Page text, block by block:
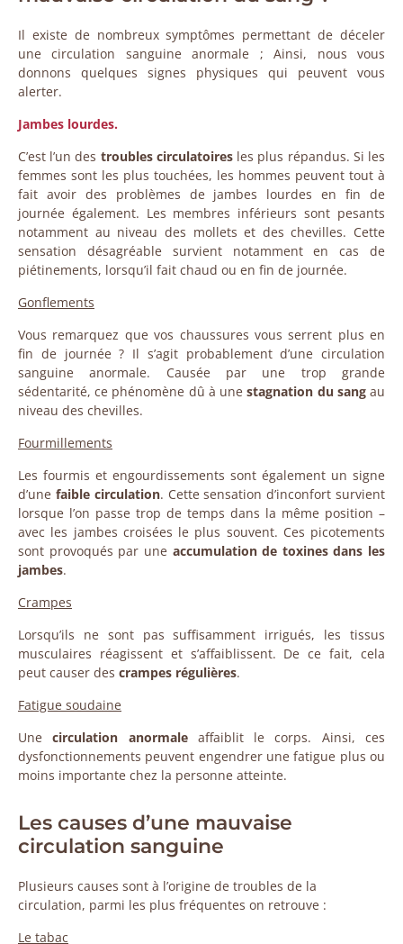
Il existe de nombreux symptômes permettant de déceler
une circulation sanguine anormale ; Ainsi, nous vous
donnons quelques signes physiques qui peuvent vous
alerter.
Jambes lourdes.
C’est l’un des troubles circulatoiresles plus répandus. Si les
femmes sont les plus touchées, les hommes peuvent tout à
fait avoir des problèmes de jambes lourdes en fin de
journée également. Les membres inférieurs sont pesants
notamment au niveau des mollets et des chevilles. Cette
sensation désagréable survient notamment en cas de
piétinements, lorsqu’il fait chaud ou en fin de journée.
Gonflements
Vous remarquez que vos chaussures vous serrent plus en
fin de journée ? Il s’agit probablement d’une circulation
sanguine anormale. Causée par une trop grande
sédentarité, ce phénomène dû à unestagnation du sangau
niveau des chevilles.
Fourmillements
Les fourmis et engourdissements sont également un signe
d’une faible circulation. Cette sensation d’inconfort survient
lorsque l’on passe trop de temps dans la même position –
avec les jambes croisées le plus souvent. Ces picotements
sont provoqués par une accumulation de toxines dans les
jambes.
Crampes
Lorsqu’ils ne sont pas suffisamment irrigués, les tissus
musculaires réagissent et s’affaiblissent. De ce fait, cela
peut causer des crampes régulières.
Fatigue soudaine
Unecirculation anormaleaffaiblit le corps. Ainsi, ces
dysfonctionnements peuvent engendrer une fatigue plus ou
moins importante chez la personne atteinte.
Les causes d’une mauvaise
circulation sanguine
Plusieurs causes sont à l’origine de troubles de la
circulation, parmi les plus fréquentes on retrouve :
Le tabac